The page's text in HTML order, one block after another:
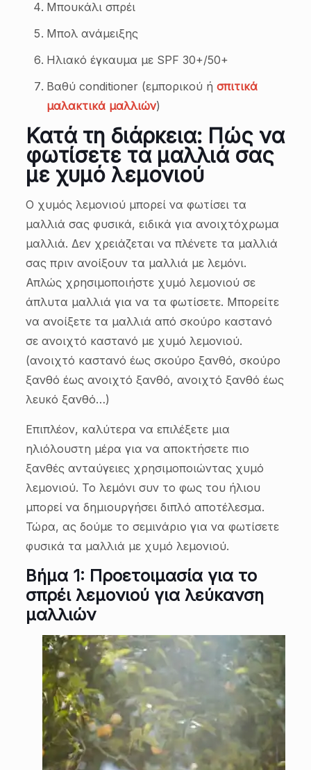
Μπουκάλι σπρέι
Μπολ ανάμειξης
Ηλιακό έγκαυμα με SPF 30+/50+
Βαθύ conditioner (εμπορικού ή σπιτικά
μαλακτικά μαλλιών)
Κατά τη διάρκεια: Πώς να
φωτίσετε τα μαλλιά σας
με χυμό λεμονιού
Ο χυμός λεμονιού μπορεί να φωτίσει τα
μαλλιά σας φυσικά, ειδικά για ανοιχτόχρωμα
μαλλιά. Δεν χρειάζεται να πλένετε τα μαλλιά
σας πριν ανοίξουν τα μαλλιά με λεμόνι.
Απλώς χρησιμοποιήστε χυμό λεμονιού σε
άπλυτα μαλλιά για να τα φωτίσετε. Μπορείτε
να ανοίξετε τα μαλλιά από σκούρο καστανό
σε ανοιχτό καστανό με χυμό λεμονιού.
(ανοιχτό καστανό έως σκούρο ξανθό, σκούρο
ξανθό έως ανοιχτό ξανθό, ανοιχτό ξανθό έως
λευκό ξανθό…)
Επιπλέον, καλύτερα να επιλέξετε μια
ηλιόλουστη μέρα για να αποκτήσετε πιο
ξανθές ανταύγειες χρησιμοποιώντας χυμό
λεμονιού. Το λεμόνι συν το φως του ήλιου
μπορεί να δημιουργήσει διπλό αποτέλεσμα.
Τώρα, ας δούμε το σεμινάριο για να φωτίσετε
φυσικά τα μαλλιά με χυμό λεμονιού.
Βήμα 1: Προετοιμασία για το
σπρέι λεμονιού για λεύκανση
μαλλιών